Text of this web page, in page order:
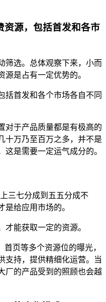
资源，包括首发和各市
筛选。总体观察下来，小而
是占有一定优势的。
括首发和各个市场各自不同
对于产品质量都是有极高的
十万乃至百万之多，并不是
是需要一定运气成分的。
三七分成到五五分成不
给应用市场的。
能获取一定的资源。
首页等多个资源位的曝光，
支持，提供精细化运营。当
厂的产品受到的照顾也会越